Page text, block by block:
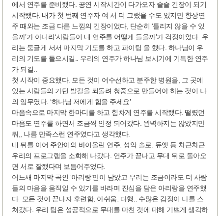
에서 연주를 준비했다. 공연 시작시간이 다가오자 슬슬 긴장이 되기
시작했다. 내가 첫 번째 연주자 여 서 더 그랬을 수도 있지만 향상연
주 때와는 조금 다른 느낌의 긴장이었다, 단순히 ‘틀리지 않을 수 있
을까’가 아니라‘사람들이 내 연주를 어떻게 들을까’가 걱정이었다. 우
리는 둥글게 서서 마지막 기도를 하고 파이팅 을 했다. 하나님이 우
리의 기도를 들으시길.. 우리의 연주가 하나님 보시기에 기특한 연주
가 되길..
첫 시작이 중요했다. 모든 것이 어수선하고 분주한 병원을, 그 곳에
있는 사람들의 가던 발길을 되돌려 청중으로 만들어야 하는 것이 나
의 임무였다. ‘하나님 저에게 힘을 주세요’
마음속으로 마지막 한마디를 하고 힘차게 연주를 시작했다. 떨렸던
마음도 연주를 하면서 조금씩 안정 되어갔다. 완벽하지는 않았지만
뭐,, 나름 만족스런 연주였다고 생각했다.
내 뒤를 이어 주안이의 바이올린 연주, 성악 솔로, 듀엣 등 차근차근
우리의 프로그램을 소화해 나갔다. 연주가 끝나고 무대 뒤로 돌아오
면 서로 잘했다며 보듬어주었다.
어느새 마지막 곡인 ‘아리랑’만이 남았고 우리는 조금이라도 더 사람
들의 마음을 움직일 수 있기를 바라며 진심을 담은 아리랑을 연주했
다. 모든 것이 끝나자 후련함, 아쉬움, 다행,, 수많은 감정이 나를 스
쳐갔다. 우리 팀은 성공적으로 무대를 마친 것에 대해 기쁘게 생각하